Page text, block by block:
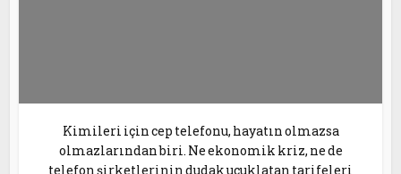
Kimileri için cep telefonu, hayatın olmazsa
olmazlarından biri. Ne ekonomik kriz, ne de
telefon şirketlerinin dudak uçuklatan tarifeleri